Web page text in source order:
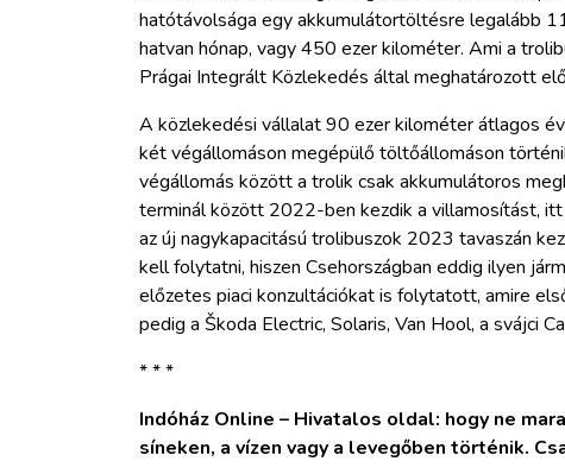
hatótávolsága egy akkumulátortöltésre legalább
hatvan hónap, vagy 450 ezer kilométer. Ami a
Prágai Integrált Közlekedés által meghatározott
A közlekedési vállalat 90 ezer kilométer átlagos
két végállomáson megépülő töltőállomáson
végállomás között a trolik csak akkumulátoros
terminál között 2022-ben kezdik a villamosítást,
az új nagykapacitású trolibuszok 2023 tavaszán
kell folytatni, hiszen Csehországban eddig ilyen
előzetes piaci konzultációkat is folytatott, amire
pedig a Škoda Electric, Solaris, Van Hool, a svájci
* * *
Indóház Online – Hivatalos oldal: hogy ne
síneken, a vízen vagy a levegőben történik.